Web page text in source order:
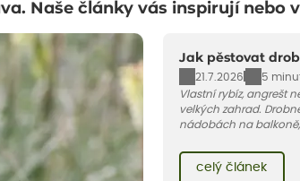
Naše články vás inspirují nebo
Jak pěstovat
21.7.2026
5
Vlastní rybíz, angrešt
velkých zahrad.
nádobách na
pár základních
celý článek